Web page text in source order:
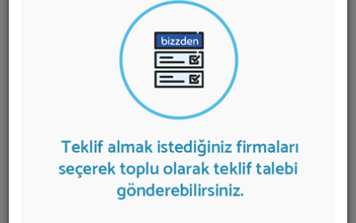
11 sonuç bulundu.
Akreditif Danışmanlığısunan firmalar aşağıda
listelenmektedir.Akreditif Danışmanlığı
için listeden seçim yapıp ya da "İlk 5 Firmadan Teklif İste"
kısmından toplu olarak teklif talebinizi firmalara
aktarabilirsiniz.